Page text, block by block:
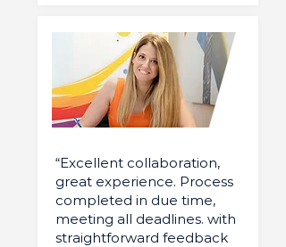
“Excellent collaboration,
great experience. Process
completed in due time,
meeting all deadlines. with
straightforward feedback